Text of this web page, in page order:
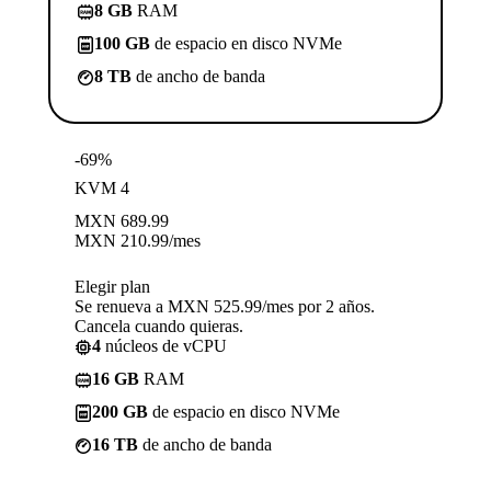
8 GB RAM
100 GB de espacio en disco NVMe
8 TB de ancho de banda
-69%
KVM 4
MXN 689.99
MXN 210.99/mes
Elegir plan
Se renueva a MXN 525.99/mes por 2 años.
Cancela cuando quieras.
4 núcleos de vCPU
16 GB RAM
200 GB de espacio en disco NVMe
16 TB de ancho de banda